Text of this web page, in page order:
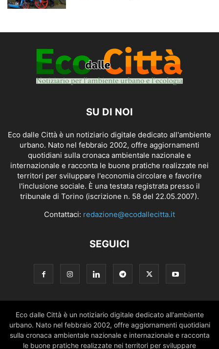
SU DI NOI
Eco dalle Città è un notiziario digitale dedicato all'ambiente
urbano. Nato nel febbraio 2002, offre aggiornamenti
quotidiani sulla cronaca ambientale nazionale e
internazionale e racconta le buone pratiche realizzate nei
territori per sviluppare l'economia circolare e favorire
l'inclusione sociale. È una testata registrata presso il
tribunale di Torino (iscrizione n. 58 del 22.05.2007).
Contattaci: redazione@ecodallecitta.it
SEGUICI
Eco dalle Città è un notiziario digitale dedicato all'ambiente
urbano. Nato nel febbraio 2002, offre aggiornamenti quotidiani
sulla cronaca ambientale nazionale e internazionale e racconta
le buone pratiche realizzate nei territori per sviluppare